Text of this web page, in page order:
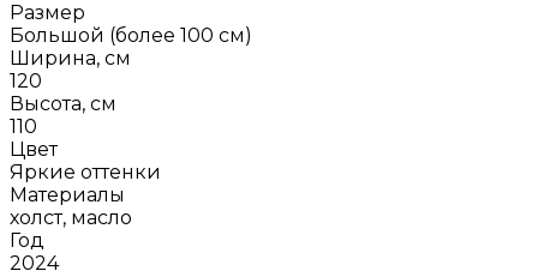
Размер
Большой (более 100 см)
Ширина, см
120
Высота, см
110
Цвет
Яркие оттенки
Материалы
холст, масло
Год
2024